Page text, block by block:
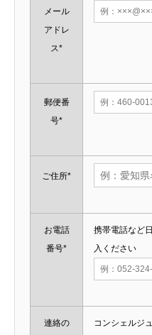
メール
アドレ
ス*
郵便番
号*
ご住所*
お電話
番号*
携帯電話など
入ください
連絡の
コンシェルジ